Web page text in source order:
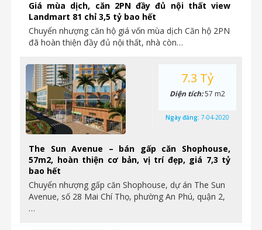
Giá mùa dịch, căn 2PN đầy đủ nội thất view
Landmart 81 chỉ 3,5 tỷ bao hết
Chuyển nhượng căn hộ giá vốn mùa dịch Căn hộ 2PN
đã hoàn thiện đầy đủ nội thất, nhà còn…
The Sun Avenue – bán gấp căn Shophouse,
57m2, hoàn thiện cơ bản, vị trí đẹp, giá 7,3 tỷ
bao hết
Chuyển nhượng gấp căn Shophouse, dự án The Sun
Avenue, số 28 Mai Chí Thọ, phường An Phú, quận 2,
…
7.3 Tỷ
Diện tích:57 m2
Ngày đăng: 7-04-2020